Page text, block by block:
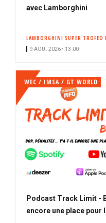
avec Lamborghini
LAMBORGHINI SUPER TROFEO
9 AOÛ. 2026 • 13:00
WEC / IMSA / GT WORLD
Podcast Track Limit -
encore une place pour